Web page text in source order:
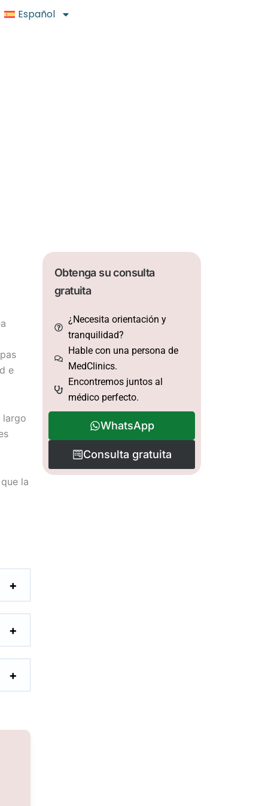
Español
e
largo
la
Obtenga su consulta
gratuita
¿Necesita orientación y
tranquilidad?
Hable con una persona de
MedClinics.
Encontremos juntos al
médico perfecto.
WhatsApp
Consulta gratuita